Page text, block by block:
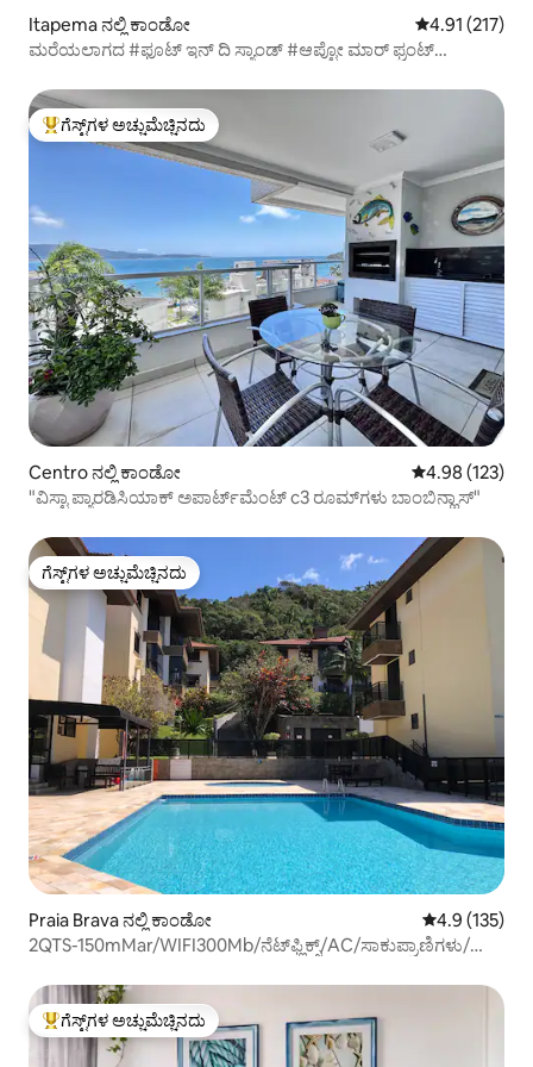
Itapema ನಲ್ಲಿ ಕಾಂಡೋ 5 ರಲ್ಲಿ 4.91
4.91 (217)
ಮರೆಯಲಾಗದ #ಫೂಟ್ ಇನ್ ದಿ ಸ್ಯಾಂಡ್ #ಆಪ್ಟೋ ಮಾರ್ ಫ್ರಂಟ್
ಗೆಸ್ಟ್‌ಗಳಿಗೆ ಅತಿ ಹೆಚ್ಚು ಅಚ್ಚುಮೆಚ್ಚಿನದು
ಗೆಸ್ಟ್‌ಗಳ ಅಚ್ಚುಮೆಚ್ಚಿನದು
Centro ನಲ್ಲಿ ಕಾಂಡೋ 5 ರಲ್ಲಿ 4.98
4.98 (123)
"ವಿಸ್ಟಾ ಪ್ಯಾರಡಿಸಿಯಾಕ್ ಅಪಾರ್ಟ್‌ಮೆಂಟ್ c3 ರೂಮ್‌ಗಳು ಬಾಂಬಿನ್ಹಾಸ್"
ಗೆಸ್ಟ್‌ಗಳ ಅಚ್ಚುಮೆಚ್ಚಿನದು
ಗೆಸ್ಟ್‌ಗಳ ಅಚ್ಚುಮೆಚ್ಚಿನದು
Praia Brava ನಲ್ಲಿ ಕಾಂಡೋ 5 ರಲ್ಲಿ 4.9
4.9 (135)
2QTS-150mMar/WIFI300Mb/ನೆಟ್‌ಫ್ಲಿಕ್ಸ್/AC/ಸಾಕುಪ್ರಾಣಿಗಳು/
ಗೆಸ್ಟ್‌ಗಳಿಗೆ ಅತಿ ಹೆಚ್ಚು ಅಚ್ಚುಮೆಚ್ಚಿನದು
ಗೆಸ್ಟ್‌ಗಳ ಅಚ್ಚುಮೆಚ್ಚಿನದು